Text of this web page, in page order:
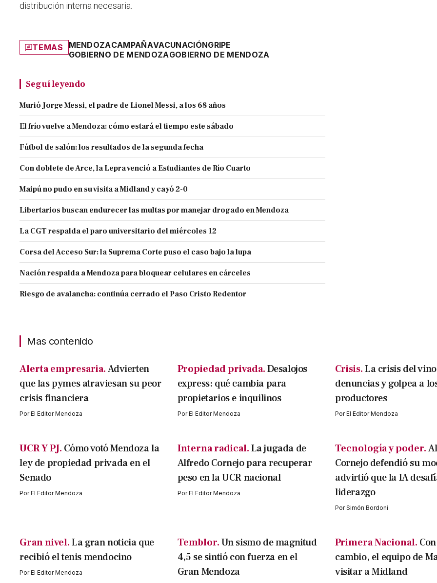
distribución interna necesaria.
TEMAS MENDOZACAMPAÑAVACUNACIÓNGRIPE
GOBIERNO DE MENDOZAGOBIERNO DE MENDOZA
Seguí leyendo
Murió Jorge Messi, el padre de Lionel Messi, a los 68 años
El frío vuelve a Mendoza: cómo estará el tiempo este sábado
Fútbol de salón: los resultados de la segunda fecha
Con doblete de Arce, la Lepra venció a Estudiantes de Río Cuarto
Maipú no pudo en su visita a Midland y cayó 2-0
Libertarios buscan endurecer las multas por manejar drogado en Mendoza
La CGT respalda el paro universitario del miércoles 12
Corsa del Acceso Sur: la Suprema Corte puso el caso bajo la lupa
Nación respalda a Mendoza para bloquear celulares en cárceles
Riesgo de avalancha: continúa cerrado el Paso Cristo Redentor
Mas contenido
Alerta empresaria. Advierten
que las pymes atraviesan su peor
crisis financiera
PorEl Editor Mendoza
Propiedad privada.Desalojos
express: qué cambia para
propietarios e inquilinos
PorEl Editor Mendoza
Crisis.La crisis del
denuncias y golpea a
productores
PorEl Editor Mendoza
UCR Y PJ. Cómo votó Mendoza la
ley de propiedad privada en el
Senado
PorEl Editor Mendoza
Interna radical.La jugada de
Alfredo Cornejo para recuperar
peso en la UCR nacional
PorEl Editor Mendoza
Tecnología y poder.
Cornejo defendió su
advirtió que la IA
liderazgo
PorSimón Bordoni
Gran nivel. La gran noticia que
recibió el tenis mendocino
PorEl Editor Mendoza
Temblor.Un sismo de magnitud
4,5 se sintió con fuerza en el
Gran Mendoza
Primera Nacional.
cambio, el equipo de
visitar a Midland